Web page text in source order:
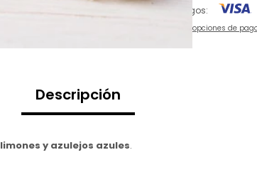
Pagos:
Ver opciones de
Descripción
limones y azulejos azules.